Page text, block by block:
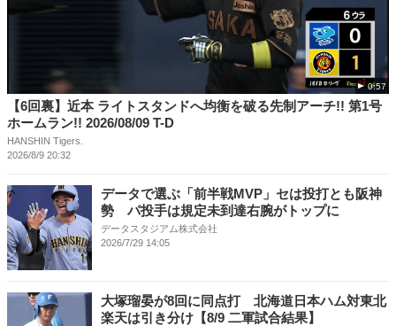
0:57
【6回裏】近本 ライトスタンドへ均衡を破る先制アーチ!! 第1号
ホームラン!! 2026/08/09 T-D
HANSHIN Tigers.
2026/8/9 20:32
データで選ぶ「前半戦MVP」セは投打とも阪神
勢 パ投手は規定未到達右腕がトップに
データスタジアム株式会社
2026/7/29 14:05
大塚瑠晏が8回に同点打 北海道日本ハム対東北
楽天は引き分け【8/9 二軍試合結果】